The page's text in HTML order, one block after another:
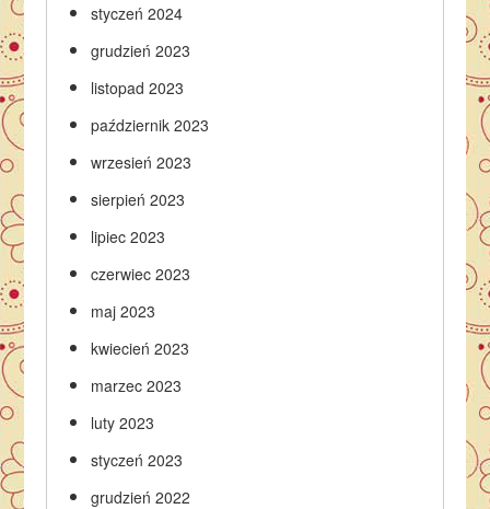
styczeń 2024
grudzień 2023
listopad 2023
październik 2023
wrzesień 2023
sierpień 2023
lipiec 2023
czerwiec 2023
maj 2023
kwiecień 2023
marzec 2023
luty 2023
styczeń 2023
grudzień 2022